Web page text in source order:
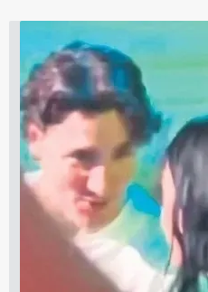
Çerezlere ilişkin tercihlerinizi
vasıtasıyla belirleyebilirsiniz.
için Ayarlar butonuna
Metnimiziziyaret
6698 sayılı Kişisel Verilerin
hazırlanmış Aydınlatma
ilgili mevzuata uygun olarak
almak için lütfen
tıklayınız